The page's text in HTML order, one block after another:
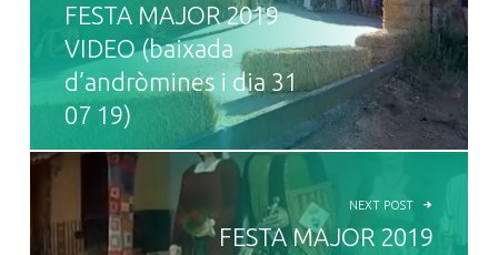
FESTA MAJOR 2019
VIDEO (baixada
d’andròmines i dia 31
07 19)
NEXT POST
FESTA MAJOR 2019